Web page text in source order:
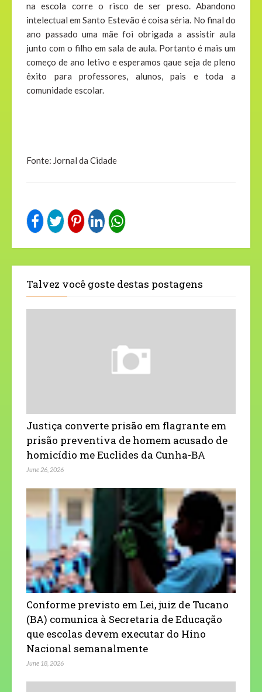
na escola corre o risco de ser preso. Abandono
intelectual em Santo Estevão é coisa séria. No final do
ano passado uma mãe foi obrigada a assistir aula
junto com o filho em sala de aula. Portanto é mais um
começo de ano letivo e esperamos qaue seja de pleno
êxito para professores, alunos, pais e toda a
comunidade escolar.
Fonte: Jornal da Cidade
Talvez você goste destas postagens
Justiça converte prisão em flagrante em
prisão preventiva de homem acusado de
homicídio me Euclides da Cunha-BA
June 26, 2026
Conforme previsto em Lei, juiz de Tucano
(BA) comunica à Secretaria de Educação
que escolas devem executar do Hino
Nacional semanalmente
June 18, 2026